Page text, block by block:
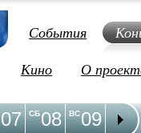
События
Кино О
07 08
СБ 09
ВС 10
ПН